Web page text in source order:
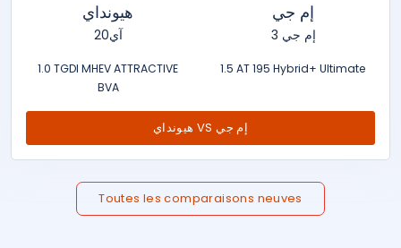
هيونداي
آي20
1.0 TGDI MHEV ATTRACTIVE
BVA
إم جي
إم جي 3
1.5 AT 195 Hybrid+ Ultimate
هيونداي VS إم جي
Toutes les comparaisons neuves